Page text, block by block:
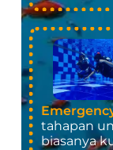
tahapan
biasanya